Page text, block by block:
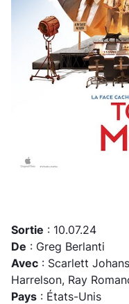
Sortie : 10.07.24
De : Greg Berlanti
Avec : Scarlett
Harrelson, Ray
Pays : États-Unis